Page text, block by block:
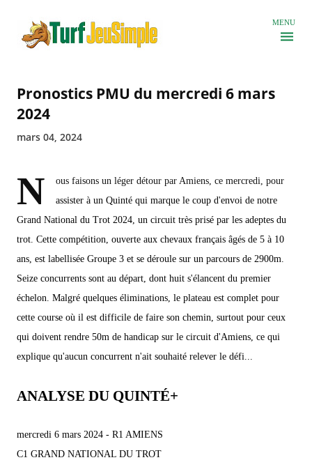
MENU
Pronostics PMU du mercredi 6 mars
2024
mars 04, 2024
N
ous faisons un léger détour par Amiens, ce mercredi, pour
assister à un Quinté qui marque le coup d'envoi de notre
Grand National du Trot 2024, un circuit très prisé par les adeptes du
trot. Cette compétition, ouverte aux chevaux français âgés de 5 à 10
ans, est labellisée Groupe 3 et se déroule sur un parcours de 2900m.
Seize concurrents sont au départ, dont huit s'élancent du premier
échelon. Malgré quelques éliminations, le plateau est complet pour
cette course où il est difficile de faire son chemin, surtout pour ceux
qui doivent rendre 50m de handicap sur le circuit d'Amiens, ce qui
explique qu'aucun concurrent n'ait souhaité relever le défi...
ANALYSE DU QUINTÉ+
mercredi 6 mars 2024 - R1 AMIENS
C1 GRAND NATIONAL DU TROT